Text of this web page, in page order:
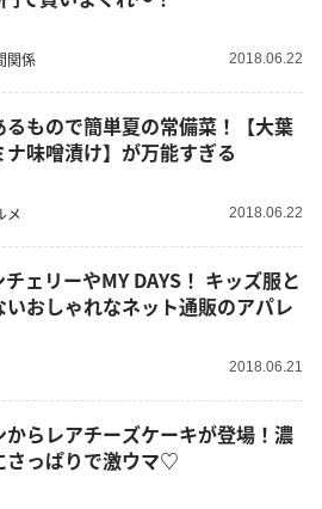
関係 2018.06.22
るもので簡単夏の常備菜！【大葉
ナ味噌漬け】が万能すぎる
メ 2018.06.22
ェリーやMY DAYS！ キッズ服と
いおしゃれなネット通販のアパレ
2018.06.21
からレアチーズケーキが登場！濃
さっぱりで激ウマ♡